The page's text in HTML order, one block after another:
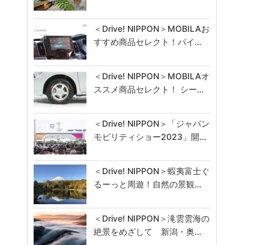
＜Drive! NIPPON＞MOBILAお
すすめ商品セレクト！パイ…
＜Drive! NIPPON＞MOBILAオ
ススメ商品セレクト！ シー…
＜Drive! NIPPON＞「ジャパン
モビリティショー2023」開…
＜Drive! NIPPON＞蝦夷富士ぐ
るーっと周遊！自然の景観…
＜Drive! NIPPON＞滝雲雲海の
絶景をめざして 新潟・奥…